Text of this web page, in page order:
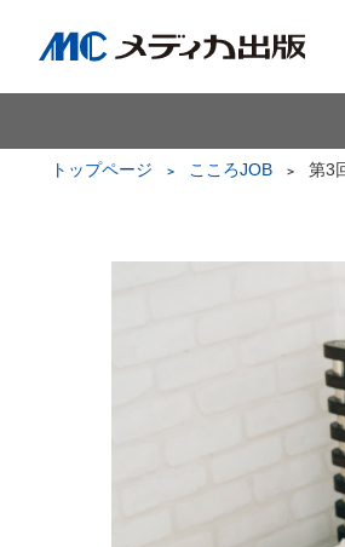
トップページ こころJOB 第3